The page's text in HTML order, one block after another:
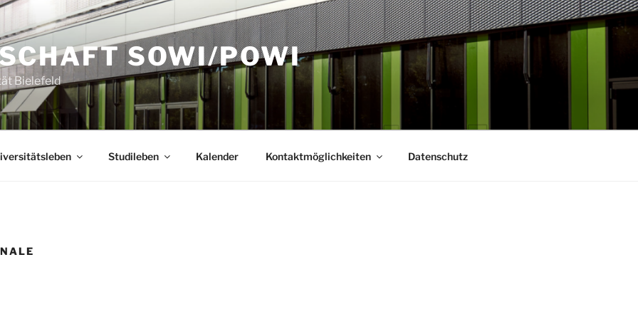
SOWI/POWI
Bielefeld
Studileben Kalender Kontaktmöglichkeiten Datenschutz